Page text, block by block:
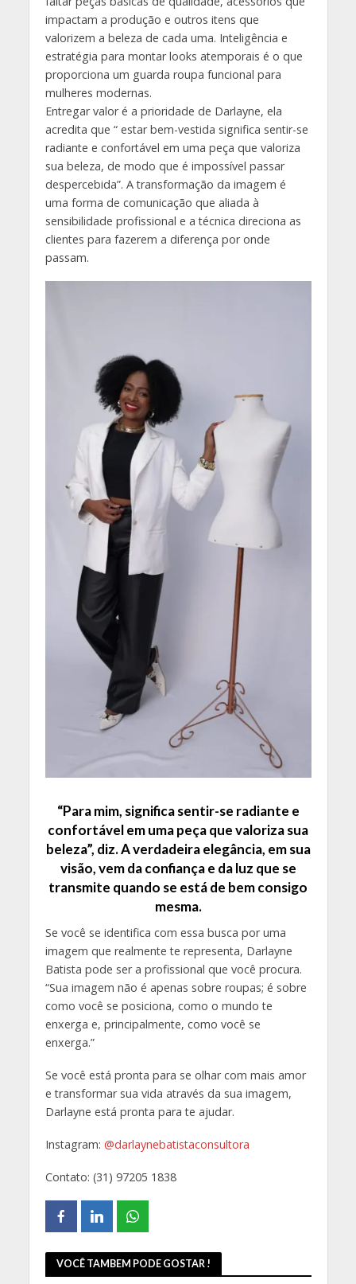
impactam a produção e outros itens que
valorizem a beleza de cada uma. Inteligência e
estratégia para montar looks atemporais é o que
proporciona um guarda roupa funcional para
mulheres modernas.
Entregar valor é a prioridade de Darlayne, ela
acredita que “ estar bem-vestida significa sentir-se
radiante e confortável em uma peça que valoriza
sua beleza, de modo que é impossível passar
despercebida”. A transformação da imagem é
uma forma de comunicação que aliada à
sensibilidade profissional e a técnica direciona as
clientes para fazerem a diferença por onde
passam.
“Para mim, significa sentir-se radiante e
confortável em uma peça que valoriza sua
beleza”, diz. A verdadeira elegância, em sua
visão, vem da confiança e da luz que se
transmite quando se está de bem consigo
mesma.
Se você se identifica com essa busca por uma
imagem que realmente te representa, Darlayne
Batista pode ser a profissional que você procura.
“Sua imagem não é apenas sobre roupas; é sobre
como você se posiciona, como o mundo te
enxerga e, principalmente, como você se
enxerga.”
Se você está pronta para se olhar com mais amor
e transformar sua vida através da sua imagem,
Darlayne está pronta para te ajudar.
Instagram: @darlaynebatistaconsultora
Contato: (31) 97205 1838
VOCÊ TAMBEM PODE GOSTAR !